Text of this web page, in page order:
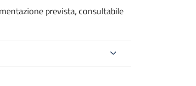
prevista, consultabile